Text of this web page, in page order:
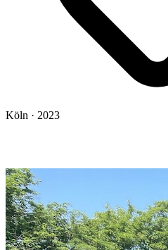
Köln · 2023